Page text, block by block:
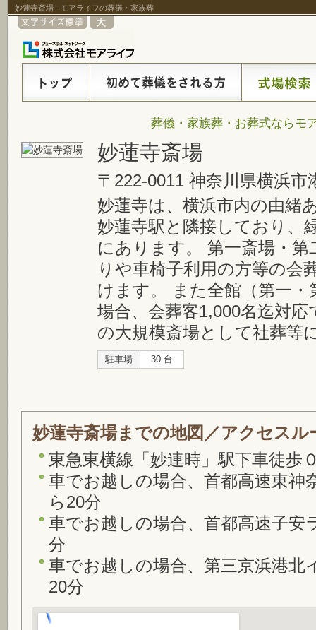
妙蓮寺斎場 - モアライフの葬儀・家族葬
葬儀・家族葬・お葬式ならモ
妙蓮寺斎場
〒222-0011 神奈川県横浜市
妙蓮寺は、横浜市内の由緒
妙蓮寺駅と隣接しており、
にあります。 第一斎場・
りや車椅子利用の方等の会
けます。 また全館（第一
場合、会葬客1,000名迄対
の大規模斎場として社葬等
駐車場 30 台
妙蓮寺斎場までの地図／アクセスル
東急東横線「妙連時」駅下車徒歩
車でお越しの場合、首都高速東神
ら20分
車でお越しの場合、首都高速子安
分
車でお越しの場合、第三京浜港北
20分